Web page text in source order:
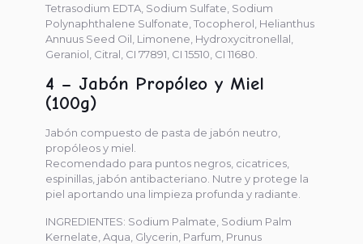
Tetrasodium EDTA, Sodium Sulfate, Sodium
Polynaphthalene Sulfonate, Tocopherol, Helianthus
Annuus Seed Oil, Limonene, Hydroxycitronellal,
Geraniol, Citral, CI 77891, CI 15510, CI 11680.
4 – Jabón Propóleo y Miel
(100g)
Jabón compuesto de pasta de jabón neutro,
propóleos y miel.
Recomendado para puntos negros, cicatrices,
espinillas, jabón antibacteriano. Nutre y protege la
piel aportando una limpieza profunda y radiante.
INGREDIENTES: Sodium Palmate, Sodium Palm
Kernelate, Aqua, Glycerin, Parfum, Prunus